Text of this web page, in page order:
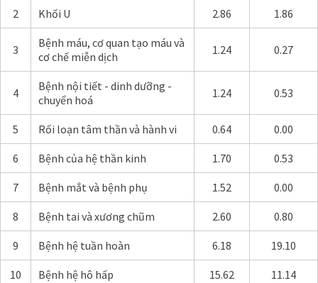
2 Khối U 2.86 1.86
3
Bệnh máu, cơ quan tạo máu và
cơ chế miễn dịch
1.24 0.27
4
Bệnh nội tiết - dinh dưỡng -
chuyển hoá
1.24 0.53
5 Rối loạn tâm thần và hành vi 0.64 0.00
6 Bệnh của hệ thần kinh 1.70 0.53
7 Bệnh mắt và bệnh phụ 1.52 0.00
8 Bệnh tai và xương chũm 2.60 0.80
9 Bệnh hệ tuần hoàn 6.18 19.10
10 Bệnh hệ hô hấp 15.62 11.14